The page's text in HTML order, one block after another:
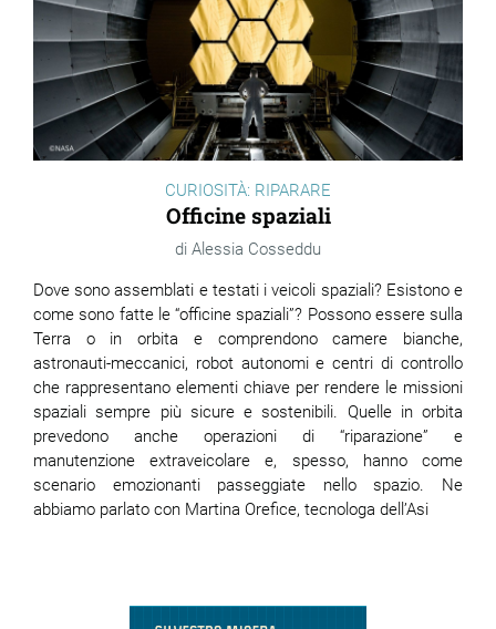
CURIOSITÀ: RIPARARE
Officine spaziali
Alessia Cosseddu
Dove sono assemblati e testati i veicoli spaziali? Esistono e
come sono fatte le “officine spaziali”? Possono essere sulla
Terra o in orbita e comprendono camere bianche,
astronauti-meccanici, robot autonomi e centri di controllo
che rappresentano elementi chiave per rendere le missioni
spaziali sempre più sicure e sostenibili. Quelle in orbita
prevedono anche operazioni di “riparazione” e
manutenzione extraveicolare e, spesso, hanno come
scenario emozionanti passeggiate nello spazio. Ne
abbiamo parlato con Martina Orefice, tecnologa dell’Asi